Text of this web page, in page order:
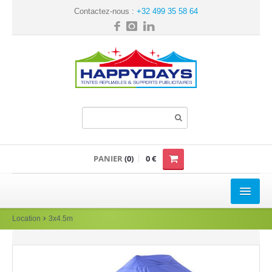
Contactez-nous : +32 499 35 58 64
PANIER(0) 0 €
TENTE REPLIABLE
Loisir
Location 3x4.5m